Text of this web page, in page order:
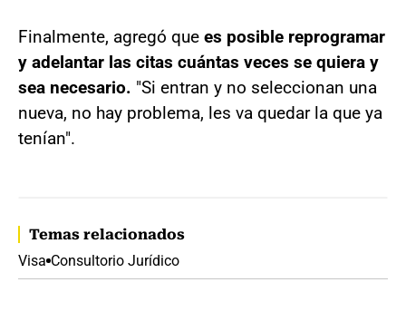
Finalmente, agregó que es posible reprogramar
y adelantar las citas cuántas veces se quiera y
sea necesario. "Si entran y no seleccionan una
nueva, no hay problema, les va quedar la que ya
tenían".
Temas relacionados
Visa Consultorio Jurídico